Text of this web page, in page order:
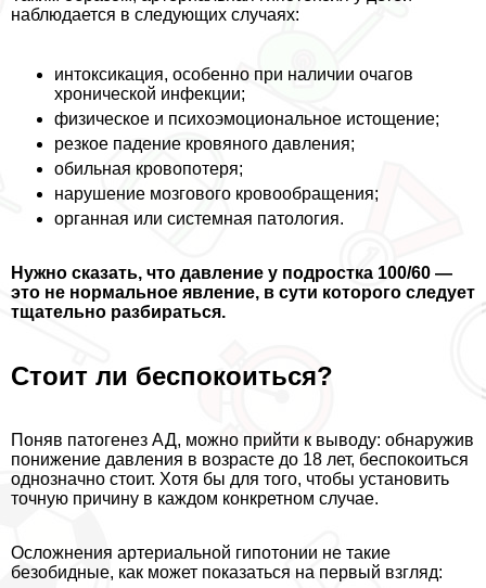
наблюдается в следующих случаях:
интоксикация, особенно при наличии очагов
хронической инфекции;
физическое и психоэмоциональное истощение;
резкое падение кровяного давления;
обильная кровопотеря;
нарушение мозгового кровообращения;
органная или системная патология.
Нужно сказать, что давление у подростка 100/60 —
это не нормальное явление, в сути которого следует
тщательно разбираться.
Стоит ли беспокоиться?
Поняв патогенез АД, можно прийти к выводу: обнаружив
понижение давления в возрасте до 18 лет, беспокоиться
однозначно стоит. Хотя бы для того, чтобы установить
точную причину в каждом конкретном случае.
Осложнения артериальной гипотонии не такие
безобидные, как может показаться на первый взгляд: